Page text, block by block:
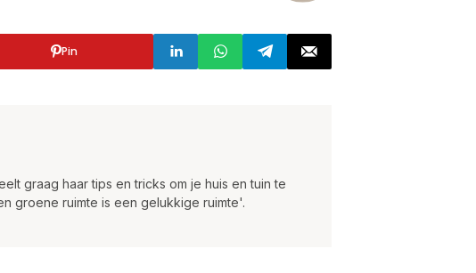
Pin
graag haar tips en tricks om je huis en tuin te
groene ruimte is een gelukkige ruimte'.